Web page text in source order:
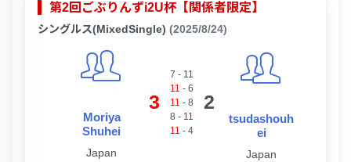
第2回ごぶりんずi2U杯【関係者限定】
シングルス(MixedSingle) (2025/8/24)
Moriya
Shuhei
Japan
3
7 - 11
11 - 6
11 - 8
8 - 11
11 - 4
2
tsudashouh
ei
Japan